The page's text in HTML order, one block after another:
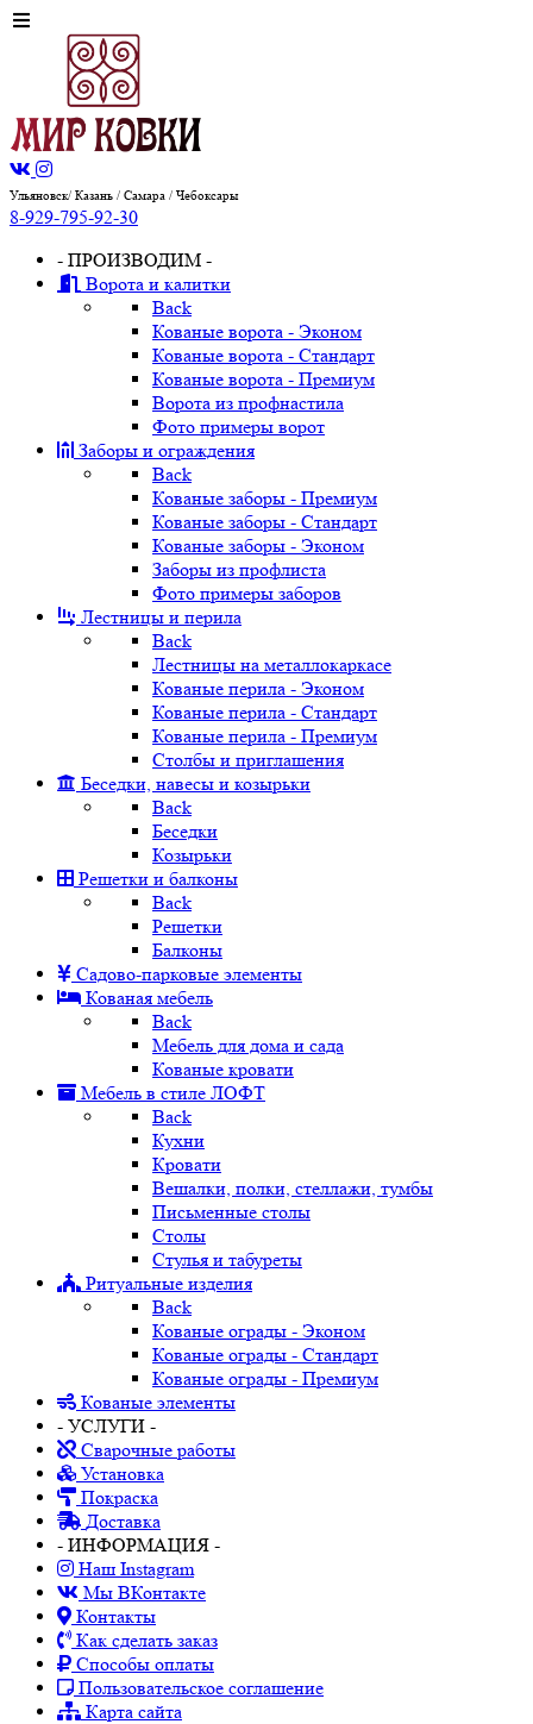
Ульяновск/ Казань / Самара / Чебоксары
8-929-795-92-30
- ПРОИЗВОДИМ -
Ворота и калитки
Back
Кованые ворота - Эконом
Кованые ворота - Стандарт
Кованые ворота - Премиум
Ворота из профнастила
Фото примеры ворот
Заборы и ограждения
Back
Кованые заборы - Премиум
Кованые заборы - Стандарт
Кованые заборы - Эконом
Заборы из профлиста
Фото примеры заборов
Лестницы и перила
Back
Лестницы на металлокаркасе
Кованые перила - Эконом
Кованые перила - Стандарт
Кованые перила - Премиум
Столбы и приглашения
Беседки, навесы и козырьки
Back
Беседки
Козырьки
Решетки и балконы
Back
Решетки
Балконы
Садово-парковые элементы
Кованая мебель
Back
Мебель для дома и сада
Кованые кровати
Мебель в стиле ЛОФТ
Back
Кухни
Кровати
Вешалки, полки, стеллажи, тумбы
Письменные столы
Столы
Стулья и табуреты
Ритуальные изделия
Back
Кованые ограды - Эконом
Кованые ограды - Стандарт
Кованые ограды - Премиум
Кованые элементы
- УСЛУГИ -
Сварочные работы
Установка
Покраска
Доставка
- ИНФОРМАЦИЯ -
Наш Instagram
Мы ВКонтакте
Контакты
Как сделать заказ
Способы оплаты
Пользовательское соглашение
Карта сайта